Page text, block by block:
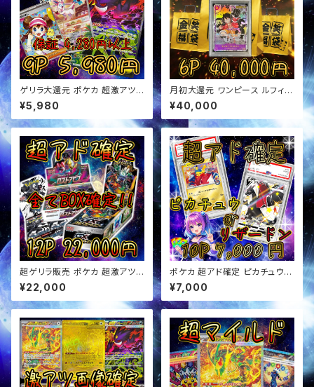
ゲリラ大還元 ポケカ 超激アツ
超マイルド オリパ
¥5,980
月初大還元 ワンピース ルフィ確
定 超アド確定福袋 オリパ
¥40,000
超ゲリラ販売 ポケカ 超激アツ
BOX&アド確定 オリパ
¥22,000
ポケカ 超アド確定 ピカチュウor
リザードン確定 オリパ
¥7,000